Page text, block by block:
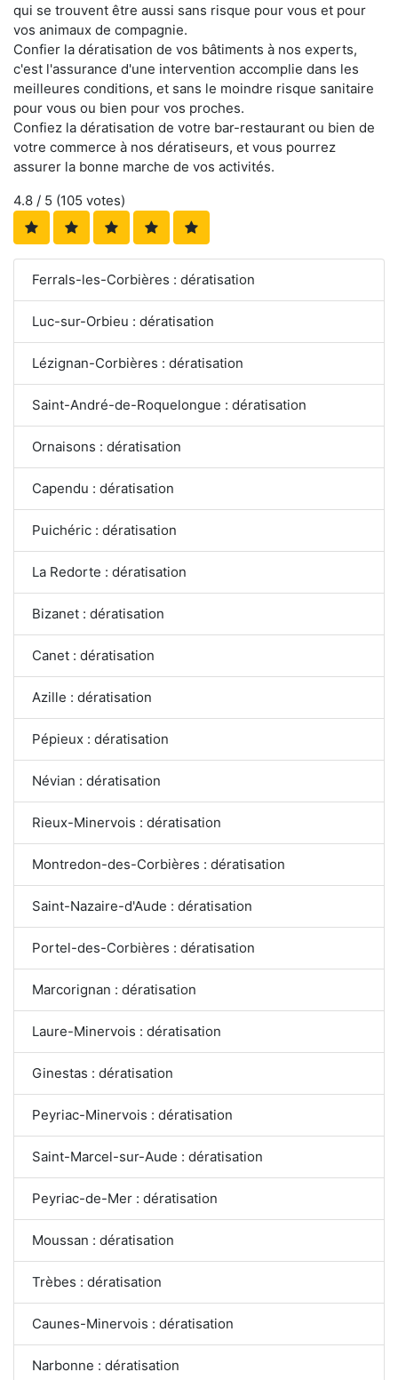
qui se trouvent être aussi sans risque pour vous et pour
vos animaux de compagnie.
Confier la dératisation de vos bâtiments à nos experts,
c'est l'assurance d'une intervention accomplie dans les
meilleures conditions, et sans le moindre risque sanitaire
pour vous ou bien pour vos proches.
Confiez la dératisation de votre bar-restaurant ou bien de
votre commerce à nos dératiseurs, et vous pourrez
assurer la bonne marche de vos activités.
4.8 / 5 (105 votes)
Ferrals-les-Corbières : dératisation
Luc-sur-Orbieu : dératisation
Lézignan-Corbières : dératisation
Saint-André-de-Roquelongue : dératisation
Ornaisons : dératisation
Capendu : dératisation
Puichéric : dératisation
La Redorte : dératisation
Bizanet : dératisation
Canet : dératisation
Azille : dératisation
Pépieux : dératisation
Névian : dératisation
Rieux-Minervois : dératisation
Montredon-des-Corbières : dératisation
Saint-Nazaire-d'Aude : dératisation
Portel-des-Corbières : dératisation
Marcorignan : dératisation
Laure-Minervois : dératisation
Ginestas : dératisation
Peyriac-Minervois : dératisation
Saint-Marcel-sur-Aude : dératisation
Peyriac-de-Mer : dératisation
Moussan : dératisation
Trèbes : dératisation
Caunes-Minervois : dératisation
Narbonne : dératisation